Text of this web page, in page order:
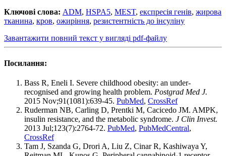
Ключові слова: ADM, HSPA5, MEST, експресія генів, жирова
тканина, кров, ожиріння, резис­тентність до інсуліну
Завантажити повний текст у вигляді pdf-файлу
Посилання:
Bass R, Eneli I. Severe childhood obesity: an under-
recognised and growing health problem. Postgrad Med J.
2015 Nov;91(1081):639-45. PubMed, CrossRef
Ruderman NB, Carling D, Prentki M, Cacicedo JM. AMPK,
insulin resistance, and the metabolic syndrome. J Clin Invest.
2013 Jul;123(7):2764-72. PubMed, PubMedCentral,
CrossRef
Tam J, Szanda G, Drori A, Liu Z, Cinar R, Kashiwaya Y,